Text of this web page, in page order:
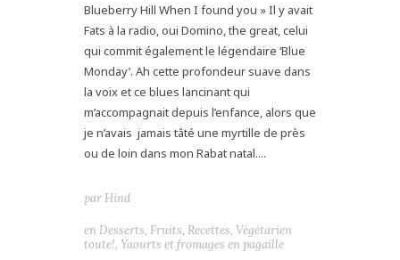
Blueberry Hill When I found you » Il y avait
Fats à la radio, oui Domino, the great, celui
qui commit également le légendaire ‘Blue
Monday’. Ah cette profondeur suave dans
la voix et ce blues lancinant qui
m’accompagnait depuis l’enfance, alors que
je n’avais jamais tâté une myrtille de près
ou de loin dans mon Rabat natal....
par Hind
en Desserts, Fruits, Recettes, Végétarien
toute!, Yaourts et fromages en pagaille